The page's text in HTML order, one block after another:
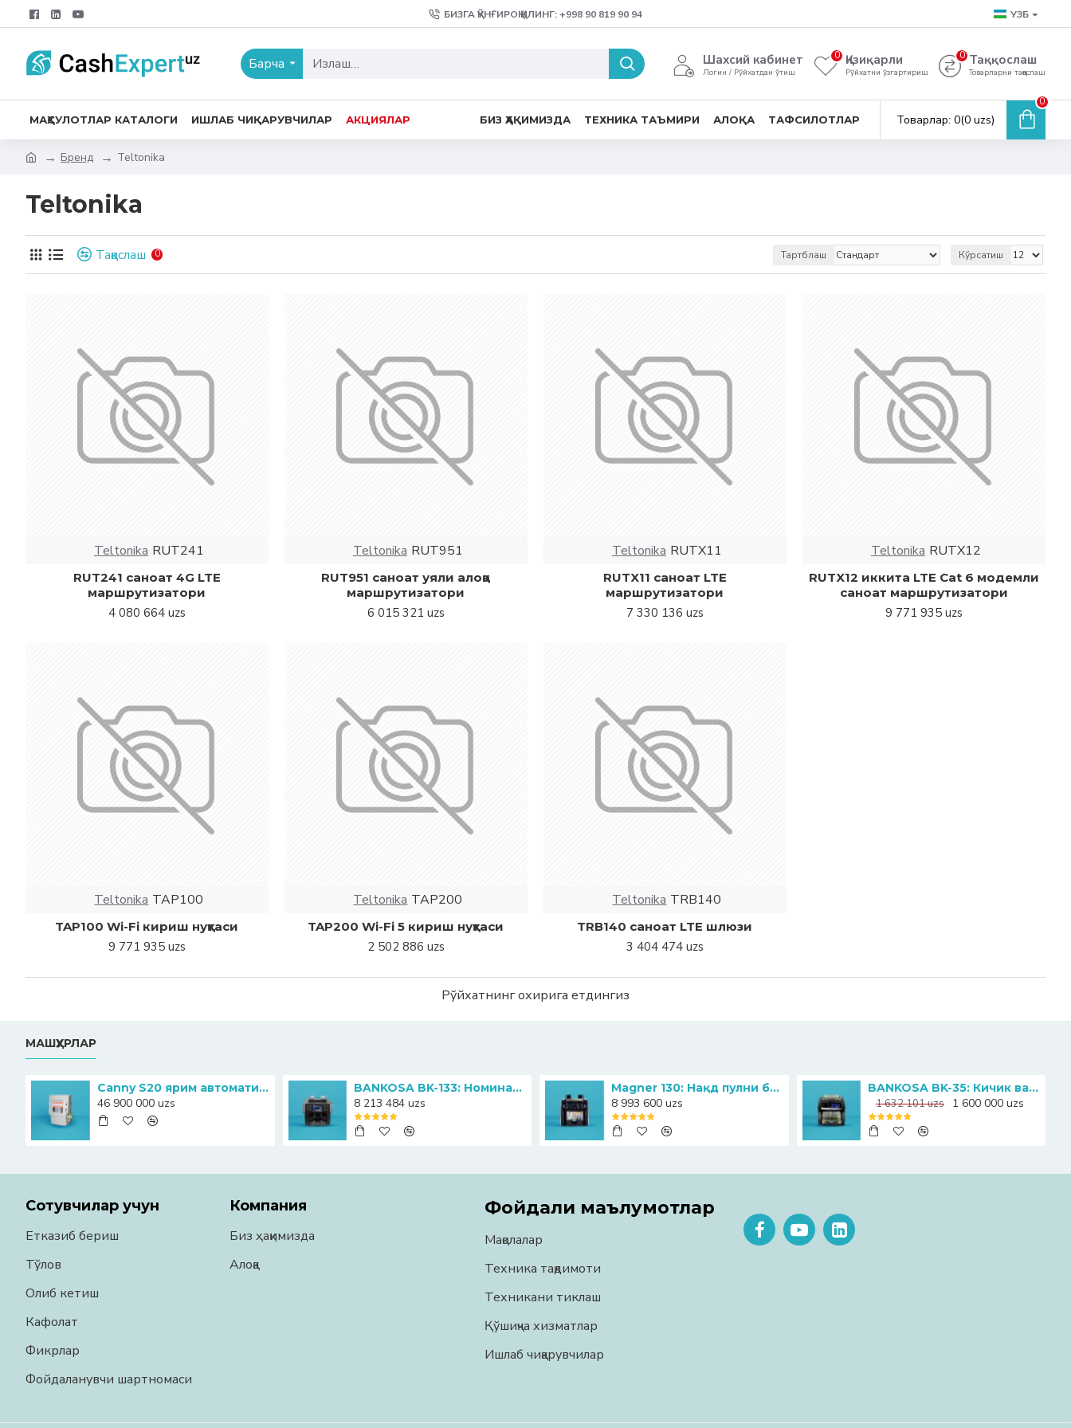
БИЗГА ҚЎНҒИРОҚ ҚИЛИНГ: +998 90 819 90 94 УЗБ
Барча Шахсий кабинет
Логин / Рўйхатдан ўтиш
Қизиқарли
Рўйхатни ўзгартириш
0 Таққослаш
Товарларни таққослаш
0
МАҲСУЛОТЛАР КАТАЛОГИ ИШЛАБ ЧИҚАРУВЧИЛАР АКЦИЯЛАР БИЗ ҲАҚИМИЗДА ТЕХНИКА ТАЪМИРИ АЛОҚА ТАФСИЛОТЛАР Товарлар: 0(0 uzs)
0
Бренд Teltonika
Teltonika
Таққослаш 0 Тартблаш Кўрсатиш
Teltonika RUT241
RUT241 саноат 4G LTE
маршрутизатори
4 080 664 uzs
Teltonika RUT951
RUT951 саноат уяли алоқа
маршрутизатори
6 015 321 uzs
Teltonika RUTX11
RUTX11 саноат LTE
маршрутизатори
7 330 136 uzs
Teltonika RUTX12
RUTX12 иккита LTE Cat 6 модемли
саноат маршрутизатори
9 771 935 uzs
Teltonika TAP100
TAP100 Wi-Fi кириш нуқтаси
9 771 935 uzs
Teltonika TAP200
TAP200 Wi-Fi 5 кириш нуқтаси
2 502 886 uzs
Teltonika TRB140
TRB140 саноат LTE шлюзи
3 404 474 uzs
Рўйхатнинг охирига етдингиз
МАШҲУРЛАР
Canny S20 ярим автоматик банкноталарни прессловчи-қадоқловчи машинаси
46 900 000 uzs
BANKOSA BK-133: Номинални аниқлаш функциясига эга ҳамёнбоп пул санагич
8 213 484 uzs
Magner 130: Нақд пулни бошқариш ва қалбакиларидан ҳимояланиш учун идеал ечим
8 993 600 uzs
BANKOSA BK-35: Кичик ва ўрта бизнес учун ҳамёнбоп пул сановчи қурилма
1 632 101 uzs
1 600 000 uzs
Сотувчилар учун
Етказиб бериш
Тўлов
Олиб кетиш
Кафолат
Фикрлар
Фойдаланувчи шартномаси
Компания
Биз ҳақимизда
Алоқа
Фойдали маълумотлар
Мақолалар
Техника тақдимоти
Техникани тиклаш
Қўшиқча хизматлар
Ишлаб чиқарувчилар